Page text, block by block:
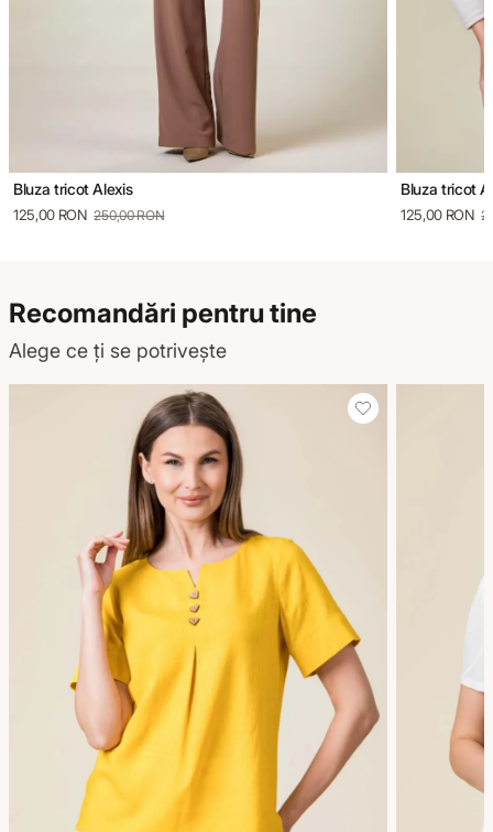
Bluza tricot Alexis
125,00 RON 250,00 RON
Bluza tricot
125,00 RON
Recomandări pentru tine
Alege ce ți se potrivește